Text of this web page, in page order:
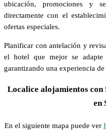
ubicación, promociones y
directamente con el
ofertas especiales.
Planificar con antelación y
el hotel que mejor se adapte
garantizando una experiencia
Localice alojamientos con
en
En el siguiente mapa puede ver